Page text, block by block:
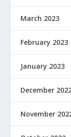
March 2023
February 2023
January 2023
December
November